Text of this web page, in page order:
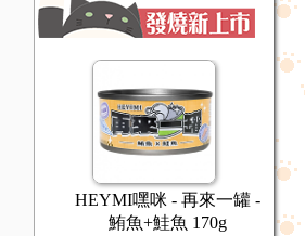
HEYMI嘿咪 - 再來一罐 -
鮪魚+吻仔魚 170g